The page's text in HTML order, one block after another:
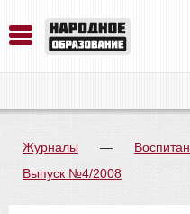
Журналы —
Выпуск №4/2008